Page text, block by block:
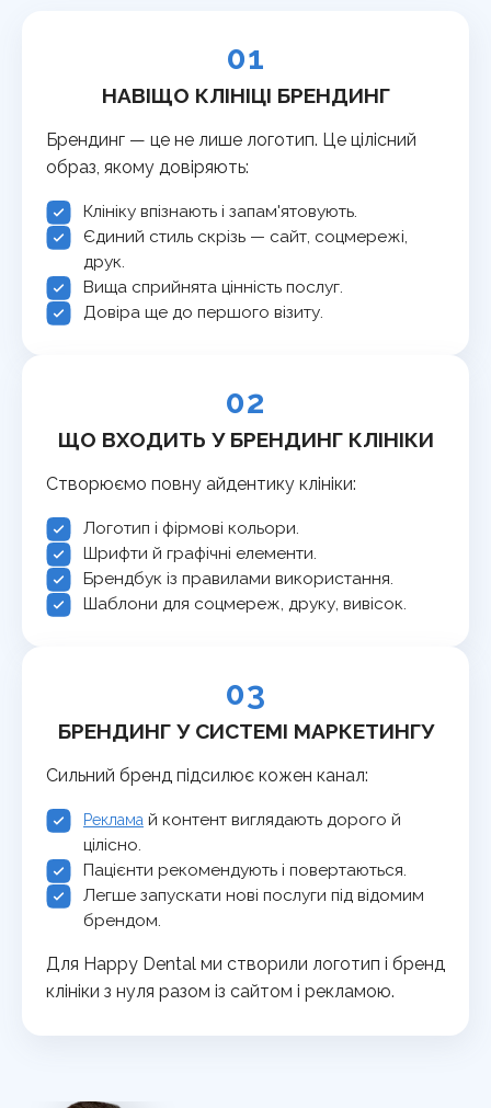
01
НАВІЩО КЛІНІЦІ БРЕНДИНГ
Брендинг — це не лише логотип. Це цілісний
образ, якому довіряють:
Клініку впізнають і запам'ятовують.
Єдиний стиль скрізь — сайт, соцмережі,
друк.
Вища сприйнята цінність послуг.
Довіра ще до першого візиту.
02
ЩО ВХОДИТЬ У БРЕНДИНГ КЛІНІКИ
Створюємо повну айдентику клініки:
Логотип і фірмові кольори.
Шрифти й графічні елементи.
Брендбук із правилами використання.
Шаблони для соцмереж, друку, вивісок.
03
БРЕНДИНГ У СИСТЕМІ МАРКЕТИНГУ
Сильний бренд підсилює кожен канал:
Реклама й контент виглядають дорого й
цілісно.
Пацієнти рекомендують і повертаються.
Легше запускати нові послуги під відомим
брендом.
Для Happy Dental ми створили логотип і бренд
клініки з нуля разом із сайтом і рекламою.